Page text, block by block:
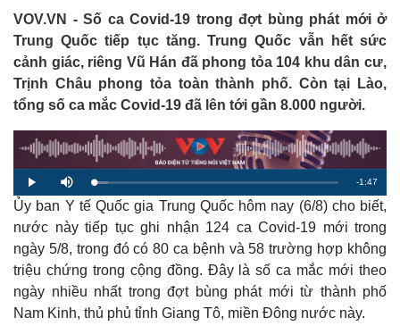
VOV.VN - Số ca Covid-19 trong đợt bùng phát mới ở
Trung Quốc tiếp tục tăng. Trung Quốc vẫn hết sức
cảnh giác, riêng Vũ Hán đã phong tỏa 104 khu dân cư,
Trịnh Châu phong tỏa toàn thành phố. Còn tại Lào,
tổng số ca mắc Covid-19 đã lên tới gần 8.000 người.
P
l
M
u
t
e
L
o
a
d
d
5
.
7
2
R
e
n
-1:47
Ủy ban Y tế Quốc gia Trung Quốc hôm nay (6/8) cho biết,
nước này tiếp tục ghi nhận 124 ca Covid-19 mới trong
ngày 5/8, trong đó có 80 ca bệnh và 58 trường hợp không
triệu chứng trong cộng đồng. Đây là số ca mắc mới theo
ngày nhiều nhất trong đợt bùng phát mới từ thành phố
Nam Kinh, thủ phủ tỉnh Giang Tô, miền Đông nước này.